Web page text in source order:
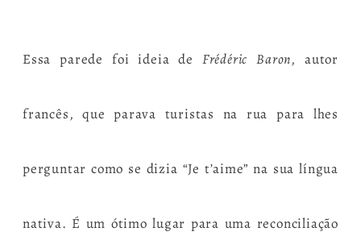
Essa parede foi ideia de Frédéric Baron, autor
francês, que parava turistas na rua para lhes
perguntar como se dizia “Je t’aime” na sua língua
nativa. É um ótimo lugar para uma reconciliação